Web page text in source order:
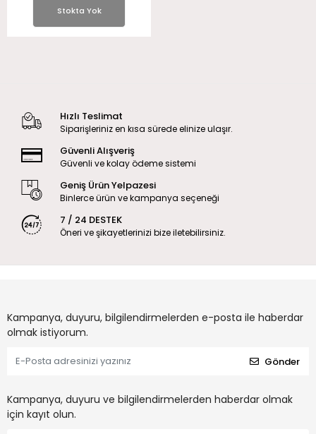
Stokta Yok
Hızlı Teslimat
Siparişleriniz en kısa sürede elinize ulaşır.
Güvenli Alışveriş
Güvenli ve kolay ödeme sistemi
Geniş Ürün Yelpazesi
Binlerce ürün ve kampanya seçeneği
7 / 24 DESTEK
Öneri ve şikayetlerinizi bize iletebilirsiniz.
Kampanya, duyuru, bilgilendirmelerden e-posta ile haberdar
olmak istiyorum.
Gönder
Kampanya, duyuru ve bilgilendirmelerden haberdar olmak
için kayıt olun.